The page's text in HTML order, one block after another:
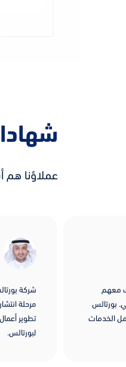
عملاؤنا هم
معهم
بورتالس
الخدمات
شركة
مرحلة
تطوير
لبورتالس.